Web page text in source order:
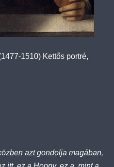
1510) Kettős portré,
azt gondolja magában,